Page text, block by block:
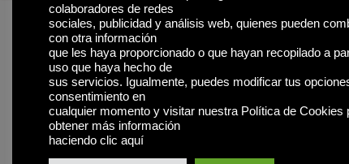
colaboradores de redes
sociales, publicidad y análisis web, quienes pueden
con otra información
que les haya proporcionado o que hayan recopilado a
uso que haya hecho de
sus servicios. Igualmente, puedes modificar tus
consentimiento en
cualquier momento y visitar nuestra Política de Cookies
obtener más información
haciendo clic aquí